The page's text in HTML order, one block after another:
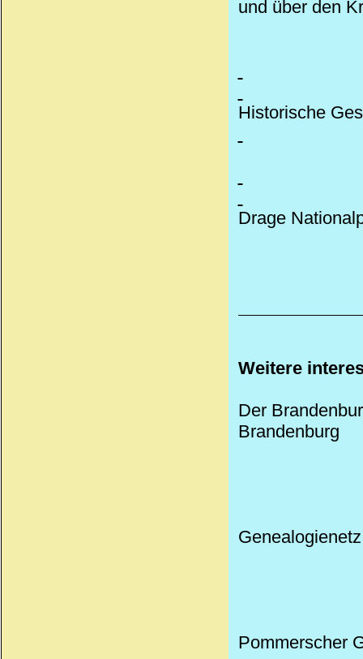
und über den
Historische
Drage
Weitere
Der
Brandenburg
Genealogienetz
Pommerscher